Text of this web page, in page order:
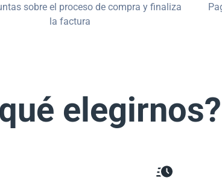
sobre el proceso de compra y finaliza
la factura
elegirnos?